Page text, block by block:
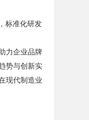
标准化研发
力企业品牌
势与创新实
现代制造业